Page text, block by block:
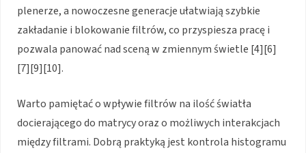
plenerze, a nowoczesne generacje ułatwiają szybkie
zakładanie i blokowanie filtrów, co przyspiesza pracę i
pozwala panować nad sceną w zmiennym świetle [4][6]
[7][9][10].
Warto pamiętać o wpływie filtrów na ilość światła
docierającego do matrycy oraz o możliwych interakcjach
między filtrami. Dobrą praktyką jest kontrola histogramu